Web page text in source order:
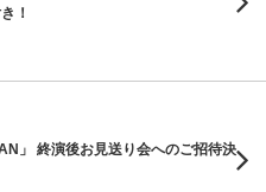
！
」 終演後お見送り会へのご招待決